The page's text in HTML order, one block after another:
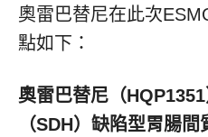
奧雷巴替尼在此次
點如下：
奧雷巴替尼（HQP1351
（SDH）缺陷型胃腸間